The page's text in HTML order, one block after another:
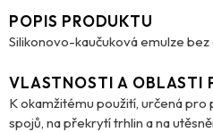
POPIS PRODUKTU
Silikonovo-kaučuková emulze
VLASTNOSTI A OBLASTI
K okamžitému použití, určená
spojů, na překrytí trhlin a na